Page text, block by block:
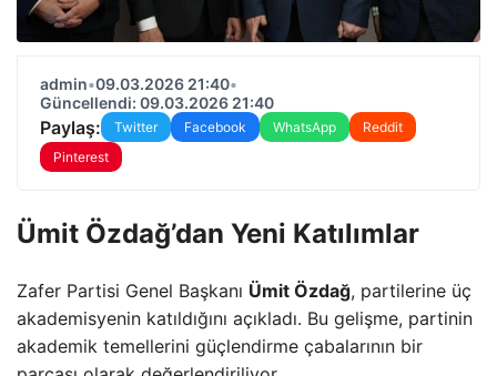
admin•09.03.2026 21:40•
Güncellendi: 09.03.2026 21:40
Paylaş: Twitter Facebook WhatsApp
Reddit
Pinterest
Ümit Özdağ’dan Yeni Katılımlar
Zafer Partisi Genel Başkanı Ümit Özdağ, partilerine üç
akademisyenin katıldığını açıkladı. Bu gelişme, partinin
akademik temellerini güçlendirme çabalarının bir